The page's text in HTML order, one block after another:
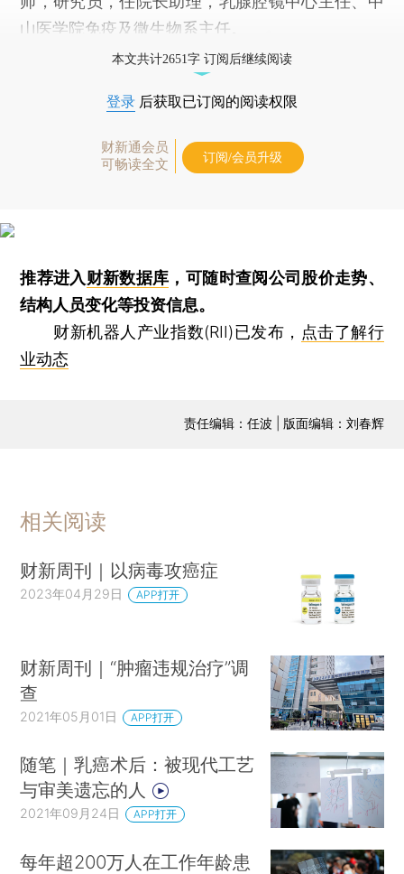
山医学院免疫及微生物系主任。
本文共计2651字 订阅后继续阅读
登录 后获取已订阅的阅读权限
财新通会员
可畅读全文
订阅/会员升级
推荐进入财新数据库 ，可随时查阅公司股价走势、
结构人员变化等投资信息。
财新机器人产业指数(RII)已发布， 点击了解行
业动态
责任编辑：任波 | 版面编辑：刘春辉
相关阅读
财新周刊｜以病毒攻癌症
2023年04月29日 APP打开
财新周刊｜“肿瘤违规治疗”调
查
2021年05月01日 APP打开
随笔｜乳癌术后：被现代工艺
与审美遗忘的人
2021年09月24日 APP打开
每年超200万人在工作年龄患